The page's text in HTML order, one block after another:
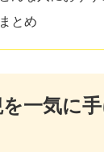
まとめ
一気に